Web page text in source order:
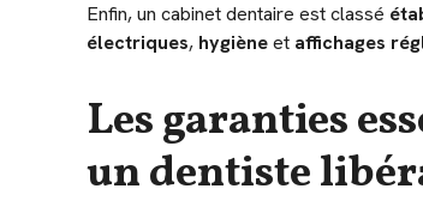
Enfin, un cabinet dentaire est classé
électriques, hygièneet affichages
Les garanties
un dentiste